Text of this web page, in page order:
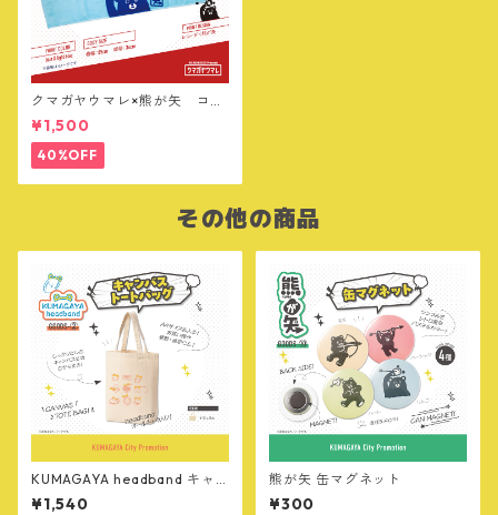
クマガヤウマレ×熊が矢 コラ
ボ フェイスタオル
¥1,500
40%OFF
その他の商品
KUMAGAYA headband キャ
ンバストートバッグ
¥1,540
熊が矢 缶マグネット
¥300